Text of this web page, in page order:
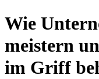
Wie
meistern
im Griff